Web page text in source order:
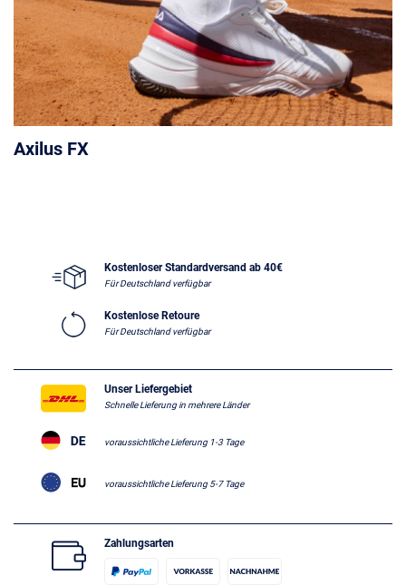
Axilus FX
Kostenloser Standardversand ab 40€
Für Deutschland verfügbar
Kostenlose Retoure
Für Deutschland verfügbar
Unser Liefergebiet
Schnelle Lieferung in mehrere Länder
voraussichtliche Lieferung 1-3 Tage
voraussichtliche Lieferung 5-7 Tage
Zahlungsarten